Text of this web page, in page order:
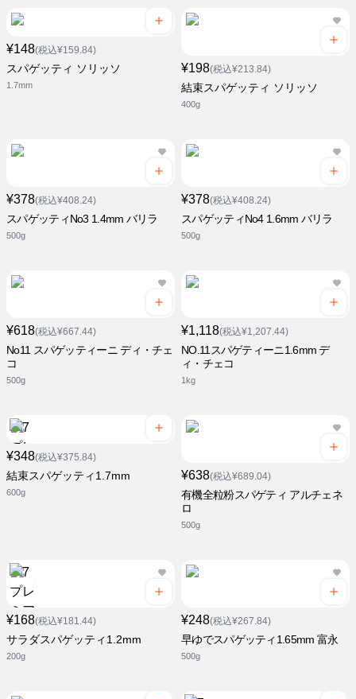
¥148(税込¥159.84)
スパゲッティ ソリッソ
1.7mm
¥198(税込¥213.84)
結束スパゲッティ ソリッソ
400g
¥378(税込¥408.24)
スパゲッティNo3 1.4mm バリラ
500g
¥378(税込¥408.24)
スパゲッティNo4 1.6mm バリラ
500g
¥618(税込¥667.44)
No11 スパゲッティーニ ディ・チェ
コ
500g
¥1,118(税込¥1,207.44)
NO.11スパゲティーニ1.6mm デ
ィ・チェコ
1kg
¥348(税込¥375.84)
結束スパゲッティ1.7mm
600g
¥638(税込¥689.04)
有機全粒粉スパゲティ アルチェネ
ロ
500g
¥168(税込¥181.44)
サラダスパゲッティ1.2mm
200g
¥248(税込¥267.84)
早ゆでスパゲッティ1.65mm 富永
500g